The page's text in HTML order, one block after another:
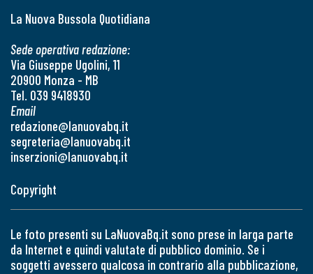
La Nuova Bussola Quotidiana
Sede operativa redazione:
Via Giuseppe Ugolini, 11
20900 Monza - MB
Tel. 039 9418930
Email
redazione@lanuovabq.it
segreteria@lanuovabq.it
inserzioni@lanuovabq.it
Copyright
Le foto presenti su LaNuovaBq.it sono prese in larga parte
da Internet e quindi valutate di pubblico dominio. Se i
soggetti avessero qualcosa in contrario alla pubblicazione,